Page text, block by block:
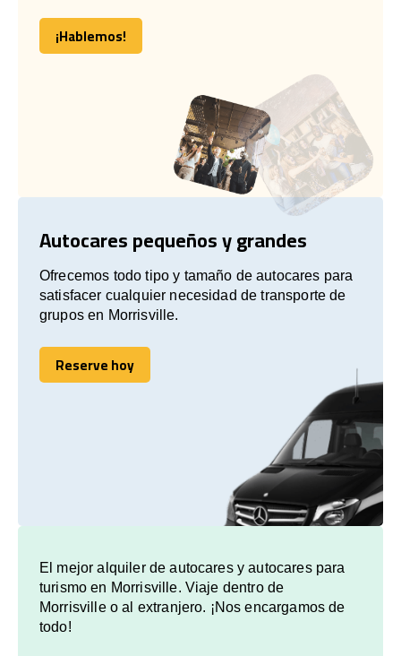
¡Hablemos!
¡Hablemos!
Autocares pequeños y grandes
Ofrecemos todo tipo y tamaño de autocares para
satisfacer cualquier necesidad de transporte de
grupos en Morrisville.
Reserve hoy
Reserve hoy
El mejor alquiler de autocares y autocares para
turismo en Morrisville. Viaje dentro de
Morrisville o al extranjero. ¡Nos encargamos de
todo!